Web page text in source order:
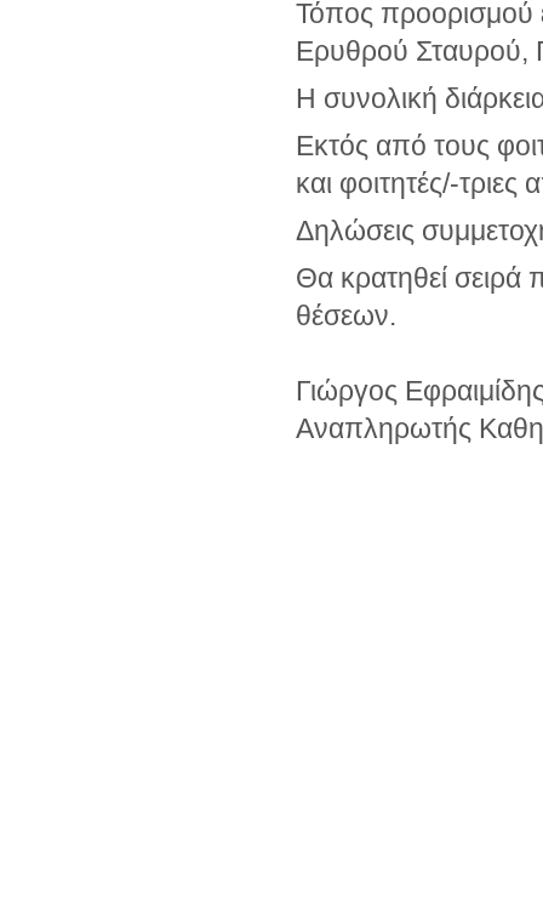
Τόπος προορισμού
Ερυθρού Σταυρού,
Η συνολική
Εκτός από τους
και φοιτητές/-τριες
Δηλώσεις
Θα κρατηθεί σειρά
θέσεων.
Γιώργος
Αναπληρωτής